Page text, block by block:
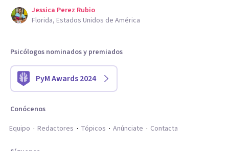
Jessica Perez Rubio
Florida, Estados Unidos de América
Psicólogos nominados y premiados
PyM Awards 2024
Conócenos
Equipo
Redactores Tópicos Anúnciate Contacta